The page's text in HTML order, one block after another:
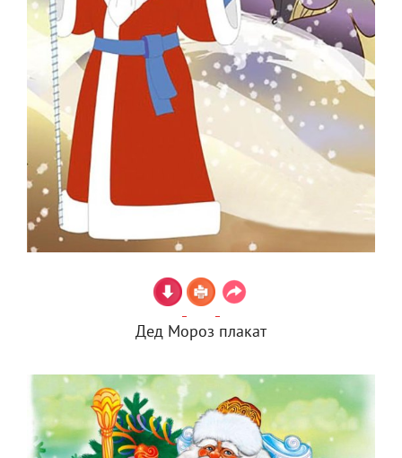
Дед Мороз плакат